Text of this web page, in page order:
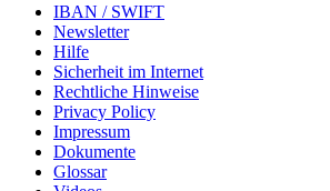
IBAN / SWIFT
Newsletter
Hilfe
Sicherheit im Internet
Rechtliche Hinweise
Privacy Policy
Impressum
Dokumente
Glossar